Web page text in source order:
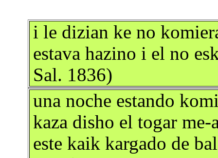
i le dizian ke no
estava hazino i el no
Sal. 1836)
una noche estando
kaza disho el togar
este kaik kargado de